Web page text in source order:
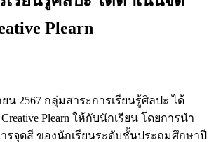
Plearn
น 2567 กลุ่มสาระการเรียนรู้ศิลปะ ได้
Plearn ให้กับนักเรียน โดยการนำ
ารจุดสี ของนักเรียนระดับชั้นประถมศึกษาปี